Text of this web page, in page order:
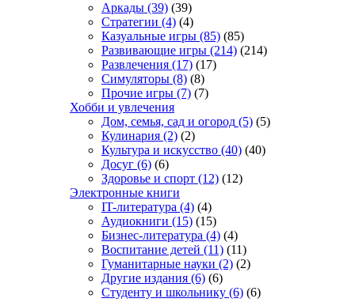
Аркады (39) (39)
Стратегии (4) (4)
Казуальные игры (85) (85)
Развивающие игры (214) (214)
Развлечения (17) (17)
Симуляторы (8) (8)
Прочие игры (7) (7)
Хобби и увлечения
Дом, семья, сад и огород (5) (5)
Кулинария (2) (2)
Культура и искусство (40) (40)
Досуг (6) (6)
Здоровье и спорт (12) (12)
Электронные книги
IT-литература (4) (4)
Аудиокниги (15) (15)
Бизнес-литература (4) (4)
Воспитание детей (11) (11)
Гуманитарные науки (2) (2)
Другие издания (6) (6)
Студенту и школьнику (6) (6)